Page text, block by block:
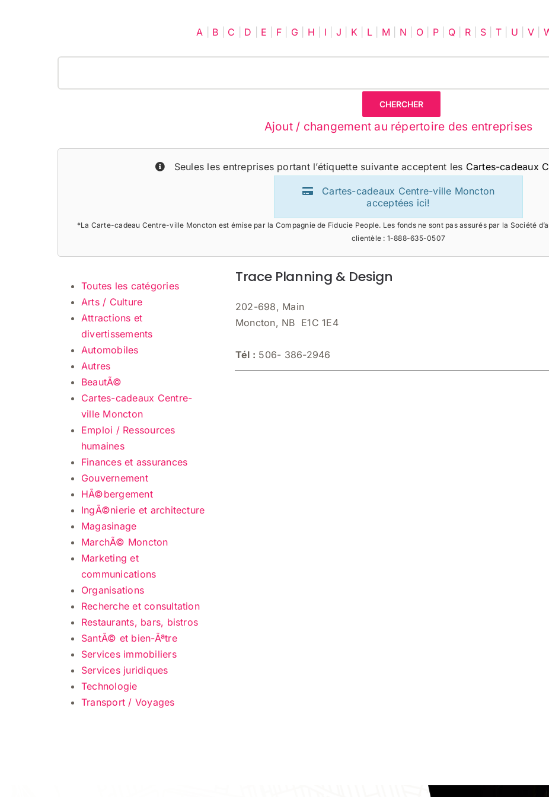
A B C D E F G H I J K L M N O P Q R S T U V|
Ajout / changement au répertoire des entreprises
Seules les entreprises portant l’étiquette suivante acceptent les Cartes-cadeaux
Cartes-cadeaux Centre-ville Moncton
acceptées ici!
*La Carte-cadeau Centre-ville Moncton est émise par la Compagnie de Fiducie People. Les fonds ne sont pas assurés par la Société
clientèle : 1-888-635-0507
Toutes les catégories
Arts / Culture
Attractions et
divertissements
Automobiles
Autres
BeautÃ©
Cartes-cadeaux Centre-
ville Moncton
Emploi / Ressources
humaines
Finances et assurances
Gouvernement
HÃ©bergement
IngÃ©nierie et architecture
Magasinage
MarchÃ© Moncton
Marketing et
communications
Organisations
Recherche et consultation
Restaurants, bars, bistros
SantÃ© et bien-Ãªtre
Services immobiliers
Services juridiques
Technologie
Transport / Voyages
Trace Planning & Design
202-698, Main
Moncton, NB E1C 1E4
Tél : 506- 386-2946